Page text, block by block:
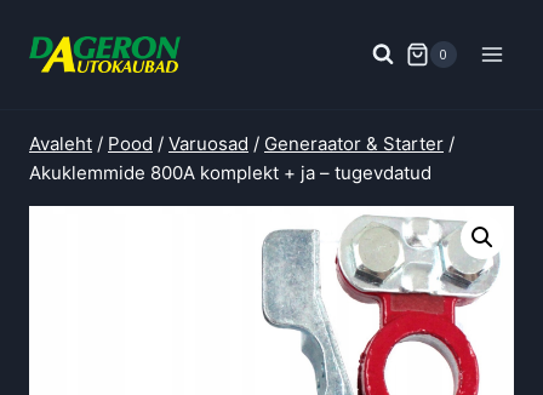
0
Avaleht / Pood / Varuosad / Generaator & Starter /
Akuklemmide 800A komplekt + ja – tugevdatud